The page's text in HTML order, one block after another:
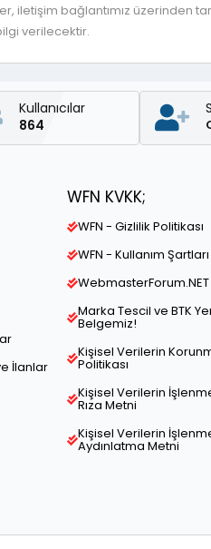
iletişim bağlantımız üzerinden
verilecektir.
Kullanıcılar
864
İlanlar
WFN KVKK;
WFN - Gizlilik Politikası
WFN - Kullanım Şartları
Marka Tescil ve BTK
Belgemiz!
Kişisel Verilerin
Politikası
Kişisel Verilerin
Rıza Metni
Kişisel Verilerin
Aydınlatma Metni